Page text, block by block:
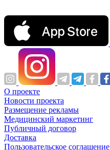
О проекте
Новости проекта
Размещение рекламы
Медицинский маркетинг
Публичный договор
Доставка
Пользовательское соглашение